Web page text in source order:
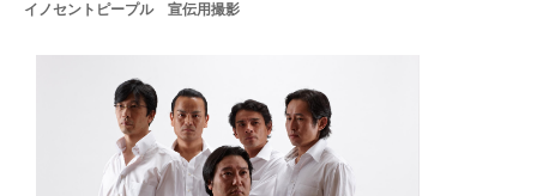
イノセントピープル 宣伝用撮影